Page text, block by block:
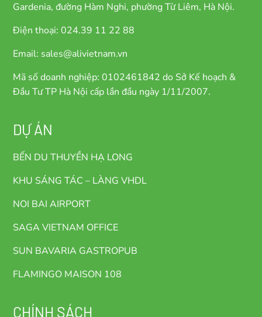
Gardenia, đường Hàm Nghi, phường Từ Liêm, Hà Nội.
Điện thoại: 024.39 11 22 88
Email: sales@alivietnam.vn
Mã số doanh nghiệp: 0102461842 do Sở Kế hoạch &
Đầu Tư TP Hà Nội cấp lần đầu ngày 1/11/2007.
DỰ ÁN
BẾN DU THUYỀN HẠ LONG
KHU SÁNG TÁC – LÀNG VHDL
NOI BAI AIRPORT
SAGA VIETNAM OFFICE
SUN BAVARIA GASTROPUB
FLAMINGO MAISON 108
CHÍNH SÁCH